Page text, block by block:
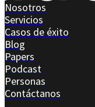
Nosotros
Servicios
Casos de éxito
Blog
Papers
Podcast
Personas
Contáctanos